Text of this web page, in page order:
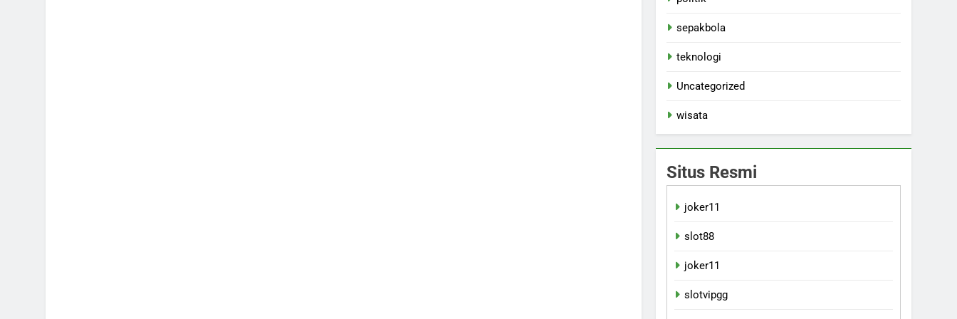
sepakbola
teknologi
Uncategorized
wisata
Situs Resmi
joker11
slot88
joker11
slotvipgg